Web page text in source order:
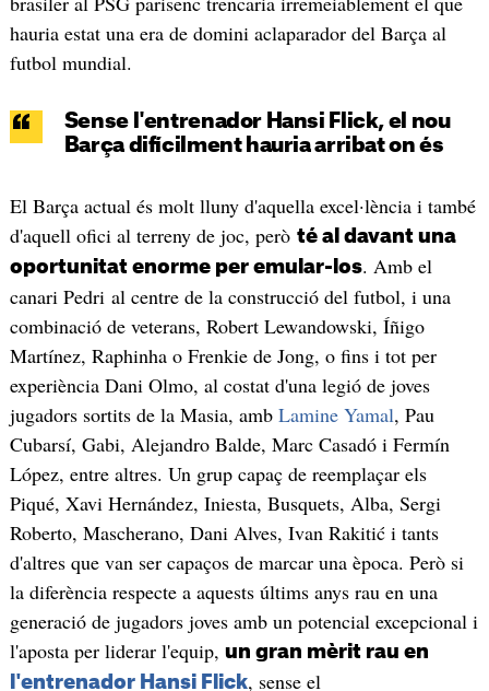
hauria estat una era de domini aclaparador del Barça al
futbol mundial.
Sense l'entrenador Hansi Flick, el nou
Barça difícilment hauria arribat on és
El Barça actual és molt lluny d'aquella excel·lència i també
d'aquell ofici al terreny de joc, però té al davant una
oportunitat enorme per emular-los. Amb el
canari Pedri al centre de la construcció del futbol, i una
combinació de veterans, Robert Lewandowski, Íñigo
Martínez, Raphinha o Frenkie de Jong, o fins i tot per
experiència Dani Olmo, al costat d'una legió de joves
jugadors sortits de la Masia, amb Lamine Yamal, Pau
Cubarsí, Gabi, Alejandro Balde, Marc Casadó i Fermín
López, entre altres. Un grup capaç de reemplaçar els
Piqué, Xavi Hernández, Iniesta, Busquets, Alba, Sergi
Roberto, Mascherano, Dani Alves, Ivan Rakitić i tants
d'altres que van ser capaços de marcar una època. Però si
la diferència respecte a aquests últims anys rau en una
generació de jugadors joves amb un potencial excepcional i
l'aposta per liderar l'equip, un gran mèrit rau en
l'entrenador Hansi Flick, sense el